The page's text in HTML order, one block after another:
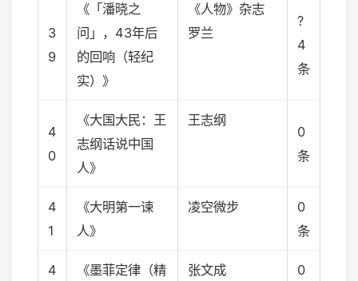
3
9
《「潘晓之
问」，43年后
的回响（轻纪
实）》
《人物》杂志
罗兰
?
4
条
4
0
《大国大民：王
志纲话说中国
人》
王志纲
0
条
4
1
《大明第一谏
人》
凌空微步
0
条
4
《墨菲定律（精
张文成
0